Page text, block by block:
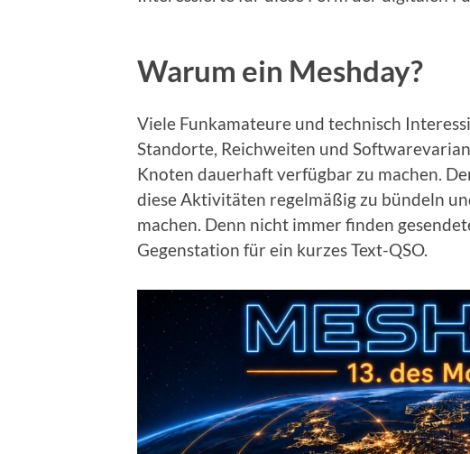
Warum ein Meshday?
Viele Funkamateure und technisch
Standorte, Reichweiten und
Knoten dauerhaft verfügbar zu machen.
diese Aktivitäten regelmäßig zu bündeln
machen. Denn nicht immer finden
Gegenstation für ein kurzes Text-QSO.